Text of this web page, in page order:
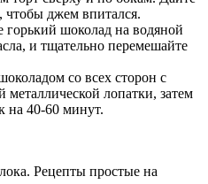
чтобы джем впитался.
горький шоколад на водяной
и тщательно перемешайте
со всех сторон с
лопатки, затем
на 40-60 минут.